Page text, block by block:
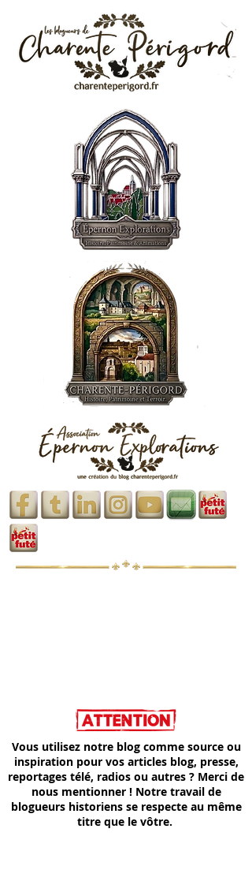
Vous utilisez notre blog comme source ou
inspiration pour vos articles blog, presse,
reportages télé, radios ou autres ? Merci de
nous mentionner ! Notre travail de
blogueurs historiens se respecte au même
titre que le vôtre.